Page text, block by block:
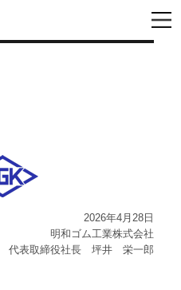
2026年4月28日
明和ゴム工業株式会社
代表取締役社長 坪井 栄一郎